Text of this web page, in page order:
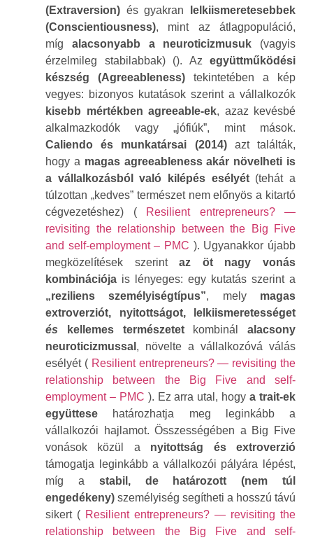
(Extraversion) és gyakran
lelkiismeretesebbek
(Conscientiousness), mint az átlagpopuláció,
míg alacsonyabb a neuroticizmusuk (vagyis
érzelmileg stabilabbak) (). Az együttműködési
készség (Agreeableness) tekintetében a kép
vegyes: bizonyos kutatások szerint a vállalkozók
kisebb mértékben agreeable-ek, azaz kevésbé
alkalmazkodók vagy „jófiúk”, mint mások.
Caliendo és munkatársai (2014)azt találták,
hogy a magas agreeableness akár növelheti is
a vállalkozásból való kilépés esélyét(tehát a
túlzottan „kedves” természet nem előnyös a kitartó
cégvezetéshez) (Resilient entrepreneurs? —
revisiting the relationship between the Big Five
and self-employment – PMC ). Ugyanakkor újabb
megközelítések szerintaz öt nagy vonás
kombinációja is lényeges: egy kutatás szerint a
„reziliens személyiségtípus”, mely magas
extroverziót, nyitottságot, lelkiismeretességet
és kellemes természetetkombinál alacsony
neuroticizmussal , növelte a vállalkozóvá válás
esélyét (Resilient entrepreneurs? — revisiting the
relationship between the Big Five and self-
employment – PMC ). Ez arra utal, hogya trait-ek
együttese határozhatja meg leginkább a
vállalkozói hajlamot. Összességében a Big Five
vonások közül a nyitottság és extroverzió
támogatja leginkább a vállalkozói pályára lépést,
míg a stabil, de határozott (nem túl
engedékeny) személyiség segítheti a hosszú távú
sikert ( Resilient entrepreneurs? — revisiting the
relationship between the Big Five and self-